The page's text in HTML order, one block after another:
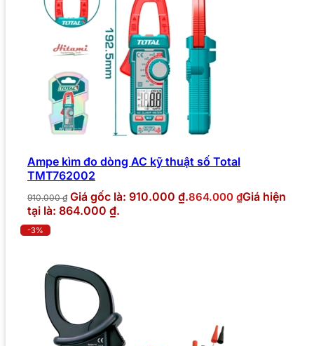
Ampe kìm đo dòng AC kỹ thuật số Total
TMT762002
910.000₫ Giá gốc là: 910.000 ₫.864.000 ₫Giá hiện
tại là: 864.000 ₫.
-3%